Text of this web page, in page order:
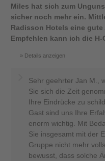
Miles hat sich zum
sicher noch mehr ein.
Radisson Hotels eine
Empfehlen kann ich die
Details anzeigen
Sehr geehrter Jan M.,
Sie sich die Zeit
Ihre Eindrücke zu
Gast sind uns Ihre
enorm wichtig. Mit
Sie insgesamt mit der
Gruppe nicht mehr
bewusst, dass solche